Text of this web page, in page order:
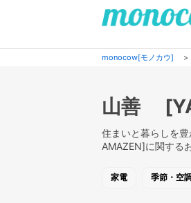
monocow[モノカウ]
山善
住まいと暮らしを
AMAZEN]に関する
家電 季節・空